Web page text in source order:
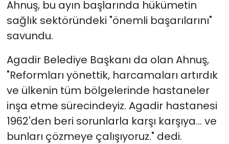
Ahnuş, bu ayın başlarında hükümetin
sağlık sektöründeki "önemli başarılarını"
savundu.
Agadir Belediye Başkanı da olan Ahnuş,
"Reformları yönettik, harcamaları artırdık
ve ülkenin tüm bölgelerinde hastaneler
inşa etme sürecindeyiz. Agadir hastanesi
1962'den beri sorunlarla karşı karşıya... ve
bunları çözmeye çalışıyoruz." dedi.